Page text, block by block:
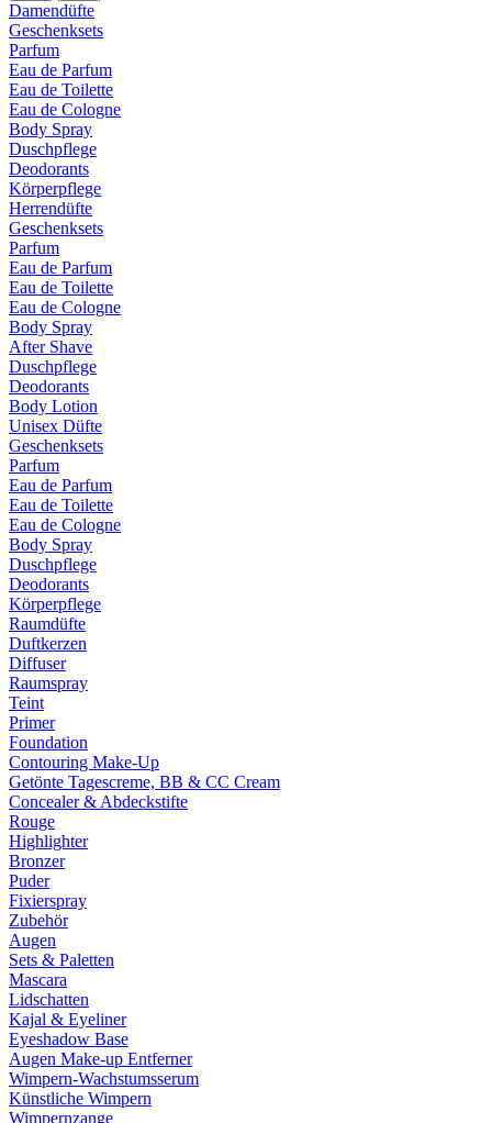
Damendüfte
Geschenksets
Parfum
Eau de Parfum
Eau de Toilette
Eau de Cologne
Body Spray
Duschpflege
Deodorants
Körperpflege
Herrendüfte
Geschenksets
Parfum
Eau de Parfum
Eau de Toilette
Eau de Cologne
Body Spray
After Shave
Duschpflege
Deodorants
Body Lotion
Unisex Düfte
Geschenksets
Parfum
Eau de Parfum
Eau de Toilette
Eau de Cologne
Body Spray
Duschpflege
Deodorants
Körperpflege
Raumdüfte
Duftkerzen
Diffuser
Raumspray
Teint
Primer
Foundation
Contouring Make-Up
Getönte Tagescreme, BB & CC Cream
Concealer & Abdeckstifte
Rouge
Highlighter
Bronzer
Puder
Fixierspray
Zubehör
Augen
Sets & Paletten
Mascara
Lidschatten
Kajal & Eyeliner
Eyeshadow Base
Augen Make-up Entferner
Wimpern-Wachstumsserum
Künstliche Wimpern
Wimpernzange